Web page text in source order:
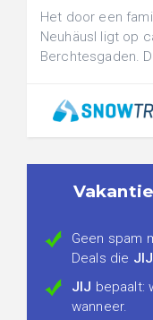
Het door een
Neuhäusl ligt op
Berchtesgaden.
Geen spam
Deals die JIJ
JIJ bepaalt:
wanneer.